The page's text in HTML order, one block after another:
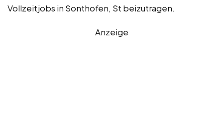
Vollzeitjobs in Sonthofen, St beizutragen.
Anzeige